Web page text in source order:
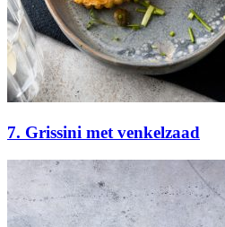
7. Grissini met venkelzaad